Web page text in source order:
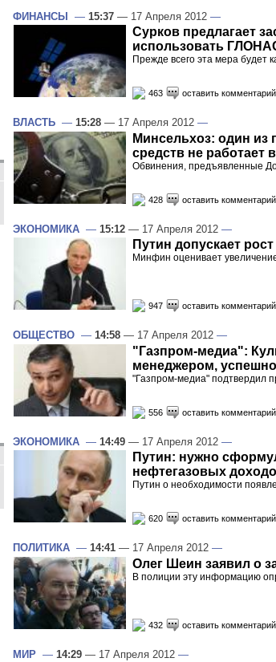
ФИНАНСЫ — 15:37 — 17 Апреля 2012 —
Сурков предлагает
использовать
Прежде всего эта мера будет
463 оставить комментарий
ВЛАСТЬ — 15:28 — 17 Апреля 2012 —
Минсельхоз: один
средств не работает
Обвинения, предъявленные
428 оставить комментарий
ЭКОНОМИКА — 15:12 — 17 Апреля 2012 —
Путин допускает
Минфин оценивает
947 оставить комментарий
ОБЩЕСТВО — 14:58 — 17 Апреля 2012 —
"Газпром-медиа":
менеджером,
"Газпром-медиа" подтвердил
556 оставить комментарий
ЭКОНОМИКА — 14:49 — 17 Апреля 2012 —
Путин: нужно
нефтегазовых
Путин о необходимости
620 оставить комментарий
ПОЛИТИКА — 14:41 — 17 Апреля 2012 —
Олег Шеин заявил о
В полиции эту информацию
432 оставить комментарий
МИР — 14:29 — 17 Апреля 2012 —